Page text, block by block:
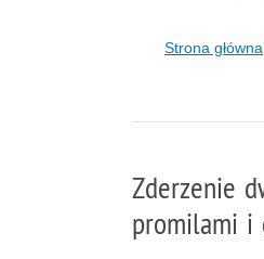
Strona główna
Zderzenie
promilami i